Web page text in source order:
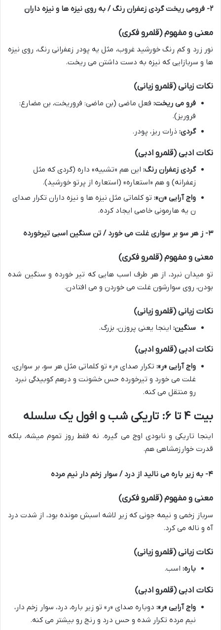
۲- فرومی ریخت گردی زعفران رنگ / به روی نیزه ها و نیزه داران
معنی و مفهوم (قلمرو فکری)
نور زرد و کم رنگ خورشید غروب، مثل یه پودر زعفرانی رنگ، روی نیزه
ها و سربازایی که نیزه به دست داشتن می ریخت.
نکات زبانی (قلمرو زبانی)
فرو می ریخت: فعل ماضی (بن ماضی: فروریخت، بن مضارع:
فروریز).
گردی: ذرات ریز، پودر.
نکات ادبی (قلمرو ادبی)
گردی زعفران رنگ: این هم «تشبیه» داره (گردی که مثل
زعفرانه) و هم «استعاره» (استعاره از پرتو خورشید).
واج آرایی «ن»: تو کلماتی مثل نیزه ها و نیزه داران تکرار صدای
ن یه هارمونی خاصی ایجاد کرده.
۳- ز هر سو بر سواری غلت می خورد / تن سنگین اسبی تیرخورده
معنی و مفهوم (قلمرو فکری)
تو میدان نبرد، از هر طرف اسب هایی که تیر خورده و سنگین شده
بودن، روی سوارشون غلت می خوردن و می افتادن.
نکات زبانی (قلمرو زبانی)
سنگین: اینجا یعنی پروزن، بزرگ.
نکات ادبی (قلمرو ادبی)
واج آرایی «ر»: تکرار صدای «ر» تو کلماتی مثل هر سو، بر سواری،
غلت می خورد و تیرخورده حس خشونت و درهم کوبیدگی نبرد
رو منتقل می کنه.
بیت ۴ تا ۶: تاریکی شب و افول یک سلسله
اینجا تاریکی و نابودی اوج می گیره. نه فقط روز تموم میشه، بلکه
قدرت خوارزمشاهی هم.
۴- به زیر باره می نالید از درد / سوار زخم دار نیم مرده
معنی و مفهوم (قلمرو فکری)
سرباز زخمی و نیمه جونی که زیر لاشه اسبش مونده بود، از شدت درد
آه و ناله می کرد.
نکات زبانی (قلمرو زبانی)
باره: اسب.
نکات ادبی (قلمرو ادبی)
واج آرایی «ر»: دوباره صدای «ر» تو زیر باره، درد، سوار زخم دار،
نیم مرده تکرار شده و حس درد و رنج رو بیشتر می کنه.